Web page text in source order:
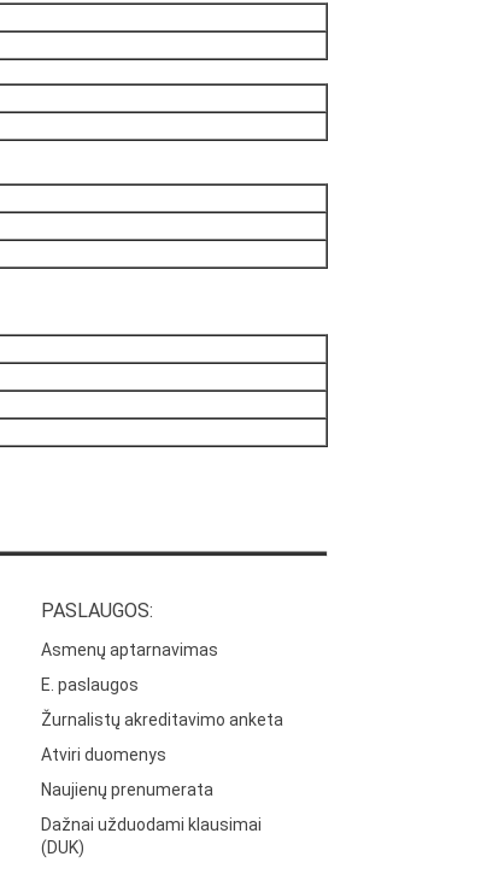
PASLAUGOS:
Asmenų aptarnavimas
E. paslaugos
Žurnalistų akreditavimo anketa
Atviri duomenys
Naujienų prenumerata
Dažnai užduodami klausimai
(DUK)